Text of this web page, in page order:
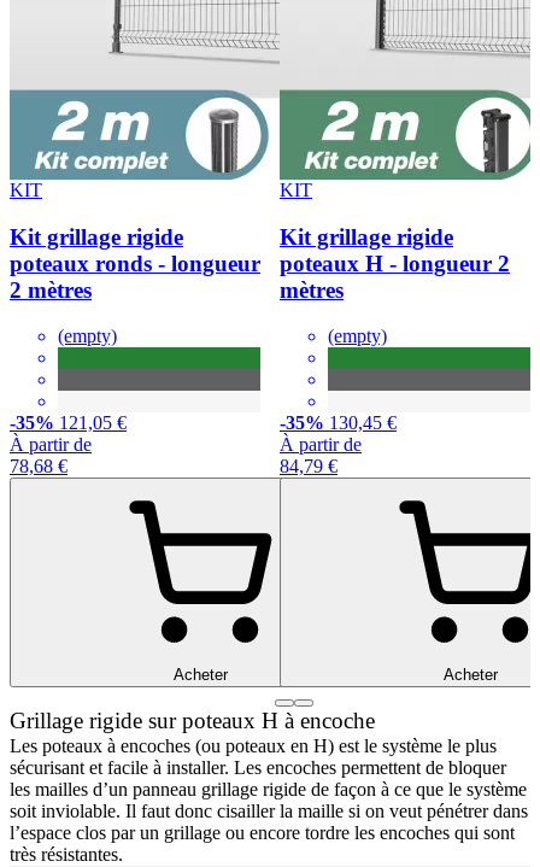
KIT
Kit grillage rigide
poteaux ronds - longueur
2 mètres
(empty)
-35% 121,05 €
À partir de
78,68 €
Acheter
KIT
Kit grillage rigide
poteaux H - longueur 2
mètres
(empty)
-35% 130,45 €
À partir de
84,79 €
Acheter
Grillage rigide sur poteaux H à encoche
Les poteaux à encoches (ou poteaux en H) est le système le plus
sécurisant et facile à installer. Les encoches permettent de bloquer
les mailles d’un panneau grillage rigide de façon à ce que le système
soit inviolable. Il faut donc cisailler la maille si on veut pénétrer dans
l’espace clos par un grillage ou encore tordre les encoches qui sont
très résistantes.